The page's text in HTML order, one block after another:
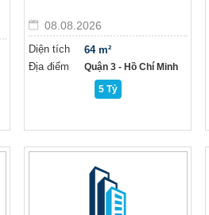
08.08.2026
Diện tích
Địa điểm
64 m²
Quận 3 - Hồ Chí Minh
5 Tỷ